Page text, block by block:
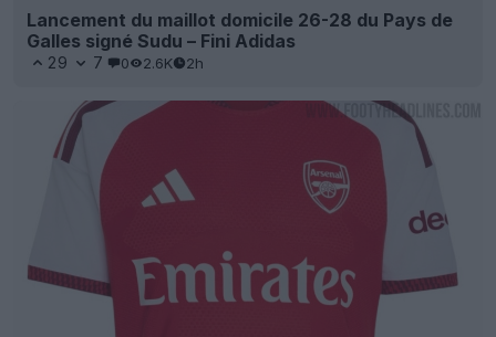
Lancement du maillot domicile 26-28 du Pays de
Galles signé Sudu – Fini Adidas
29 7 0 2.6K 2h